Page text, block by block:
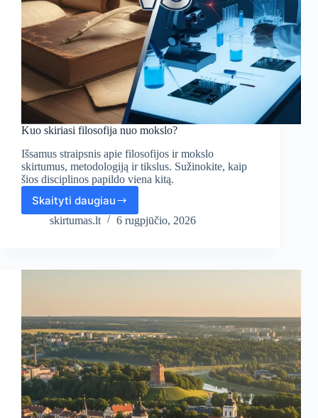
Kuo skiriasi filosofija nuo mokslo?
Išsamus straipsnis apie filosofijos ir mokslo
skirtumus, metodologiją ir tikslus. Sužinokite, kaip
šios disciplinos papildo viena kitą.
Skaityti daugiau
Kuo
skiriasi
skirtumas.lt 6 rugpjūčio, 2026